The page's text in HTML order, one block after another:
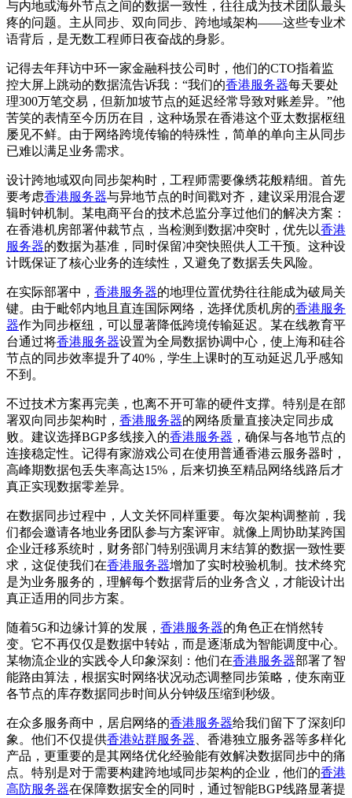
与内地或海外节点之间的数据一致性，往往成为技术团队最头
疼的问题。主从同步、双向同步、跨地域架构——这些专业术
语背后，是无数工程师日夜奋战的身影。
记得去年拜访中环一家金融科技公司时，他们的CTO指着监
控大屏上跳动的数据流告诉我：“我们的香港服务器每天要处
理300万笔交易，但新加坡节点的延迟经常导致对账差异。”他
苦笑的表情至今历历在目，这种场景在香港这个亚太数据枢纽
屡见不鲜。由于网络跨境传输的特殊性，简单的单向主从同步
已难以满足业务需求。
设计跨地域双向同步架构时，工程师需要像绣花般精细。首先
要考虑香港服务器与异地节点的时间戳对齐，建议采用混合逻
辑时钟机制。某电商平台的技术总监分享过他们的解决方案：
在香港机房部署仲裁节点，当检测到数据冲突时，优先以香港
服务器的数据为基准，同时保留冲突快照供人工干预。这种设
计既保证了核心业务的连续性，又避免了数据丢失风险。
在实际部署中， 香港服务器的地理位置优势往往能成为破局关
键。由于毗邻内地且直连国际网络，选择优质机房的香港服务
器作为同步枢纽，可以显著降低跨境传输延迟。某在线教育平
台通过将香港服务器设置为全局数据协调中心，使上海和硅谷
节点的同步效率提升了40%，学生上课时的互动延迟几乎感知
不到。
不过技术方案再完美，也离不开可靠的硬件支撑。特别是在部
署双向同步架构时， 香港服务器的网络质量直接决定同步成
败。建议选择BGP多线接入的香港服务器 ，确保与各地节点的
连接稳定性。记得有家游戏公司在使用普通香港云服务器时，
高峰期数据包丢失率高达15%，后来切换至精品网络线路后才
真正实现数据零差异。
在数据同步过程中，人文关怀同样重要。每次架构调整前，我
们都会邀请各地业务团队参与方案评审。就像上周协助某跨国
企业迁移系统时，财务部门特别强调月末结算的数据一致性要
求，这促使我们在香港服务器增加了实时校验机制。技术终究
是为业务服务的，理解每个数据背后的业务含义，才能设计出
真正适用的同步方案。
随着5G和边缘计算的发展， 香港服务器的角色正在悄然转
变。它不再仅仅是数据中转站，而是逐渐成为智能调度中心。
某物流企业的实践令人印象深刻：他们在香港服务器部署了智
能路由算法，根据实时网络状况动态调整同步策略，使东南亚
各节点的库存数据同步时间从分钟级压缩到秒级。
在众多服务商中，居启网络的香港服务器给我们留下了深刻印
象。他们不仅提供香港站群服务器 、香港独立服务器等多样化
产品，更重要的是其网络优化经验能有效解决数据同步中的痛
点。特别是对于需要构建跨地域同步架构的企业，他们的香港
高防服务器在保障数据安全的同时，通过智能BGP线路显著提